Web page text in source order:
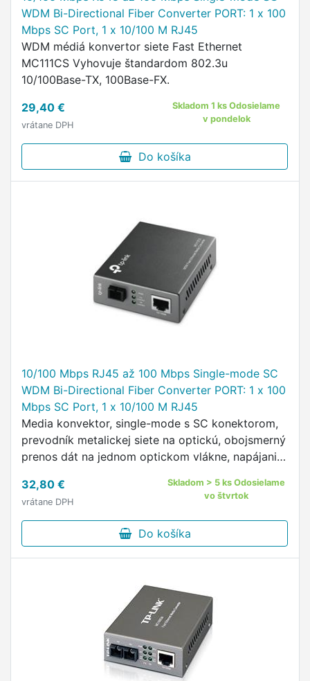
WDM Bi-Directional Fiber Converter PORT: 1 x 100
Mbps SC Port, 1 x 10/100 M RJ45
WDM médiá konvertor siete Fast Ethernet
MC111CS Vyhovuje štandardom 802.3u
10/100Base-TX, 100Base-FX.
29,40 €
vrátane DPH
Skladom 1 ks Odosielame
v pondelok
Do košíka
10/100 Mbps RJ45 až 100 Mbps Single-mode SC
WDM Bi-Directional Fiber Converter PORT: 1 x 100
Mbps SC Port, 1 x 10/100 M RJ45
Media konvektor, single-mode s SC konektorom,
prevodník metalickej siete na optickú, obojsmerný
prenos dát na jednom optickom vlákne, napájanie
32,80 €
vrátane DPH
Skladom > 5 ks Odosielame
vo štvrtok
Do košíka